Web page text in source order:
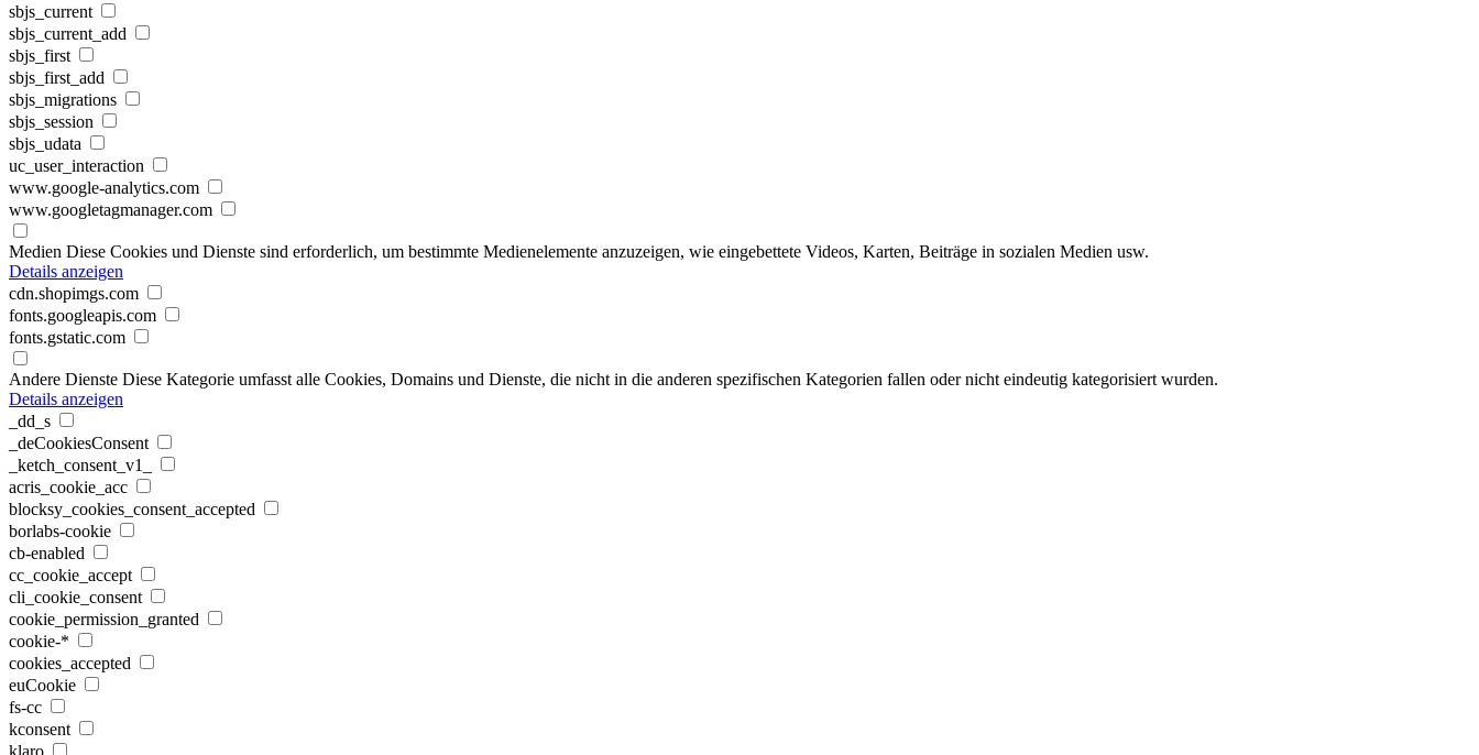
sbjs_current
sbjs_current_add
sbjs_first
sbjs_first_add
sbjs_migrations
sbjs_session
sbjs_udata
uc_user_interaction
www.google-analytics.com
www.googletagmanager.com
Medien Diese Cookies und Dienste sind erforderlich, um bestimmte Medienelemente anzuzeigen, wie eingebettete Videos, Karten, Beiträge in sozialen Medien usw.
Details anzeigen
cdn.shopimgs.com
fonts.googleapis.com
fonts.gstatic.com
Andere Dienste Diese Kategorie umfasst alle Cookies, Domains und Dienste, die nicht in die anderen spezifischen Kategorien fallen oder nicht eindeutig kategorisiert wurden.
Details anzeigen
_dd_s
_deCookiesConsent
_ketch_consent_v1_
acris_cookie_acc
blocksy_cookies_consent_accepted
borlabs-cookie
cb-enabled
cc_cookie_accept
cli_cookie_consent
cookie_permission_granted
cookie-*
cookies_accepted
euCookie
fs-cc
kconsent
klaro